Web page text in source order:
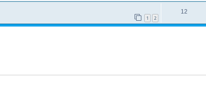
1 2
12